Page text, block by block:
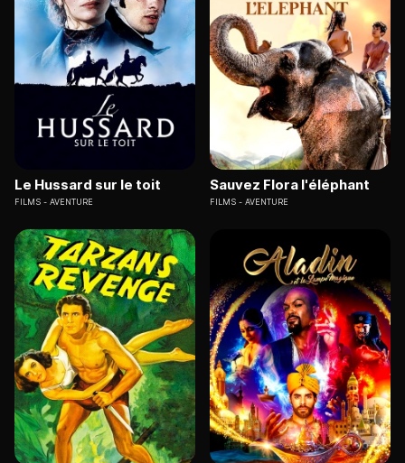
Le Hussard sur le toit
FILMS AVENTURE
Sauvez Flora l'éléphant
FILMS AVENTURE